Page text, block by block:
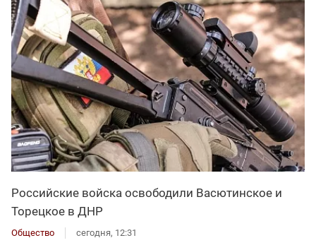
Российские войска освободили Васютинское и
Торецкое в ДНР
Общество сегодня, 12:31